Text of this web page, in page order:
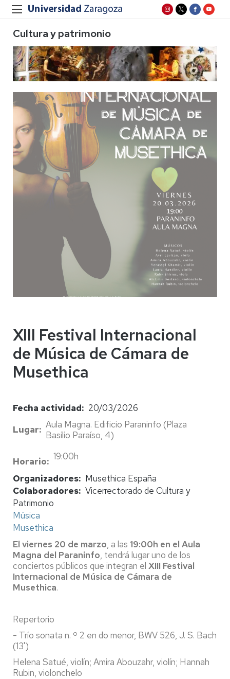
Cultura y patrimonio
XIII Festival Internacional
de Música de Cámara de
Musethica
Fecha actividad
20/03/2026
Lugar
Aula Magna. Edificio Paraninfo (Plaza
Basilio Paraíso, 4)
Horario
19:00h
Organizadores
Musethica España
Colaboradores Vicerrectorado de Cultura y
Patrimonio
Música
Musethica
El viernes 20 de marzo, a las 19:00h en el Aula
Magna del Paraninfo, tendrá lugar uno de los
conciertos públicos que integran el XIII Festival
Internacional de Música de Cámara de
Musethica.
Repertorio
- Trío sonata n. º 2 en do menor, BWV 526, J. S. Bach
(13')
Helena Satué, violín; Amira Abouzahr, violín; Hannah
Rubin, violonchelo